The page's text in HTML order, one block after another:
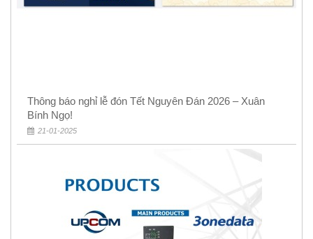
Thông báo nghỉ lễ đón Tết Nguyên Đán 2026 – Xuân
Bính Ngọ!
21-01-2025